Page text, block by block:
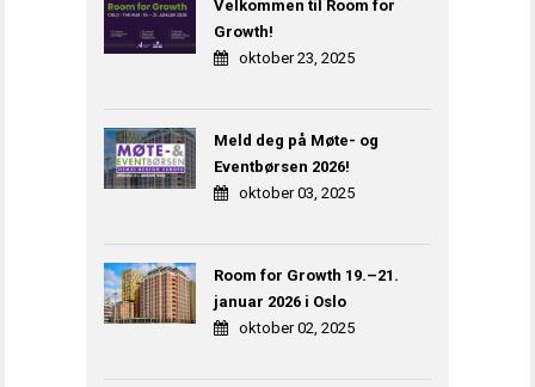
Velkommen til Room for
Growth!
oktober 23, 2025
Meld deg på Møte- og
Eventbørsen 2026!
oktober 03, 2025
Room for Growth 19.–21.
januar 2026 i Oslo
oktober 02, 2025